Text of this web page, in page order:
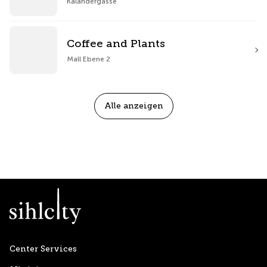
Coffee and Plants
Mall Ebene 2
Alle anzeigen
Center Services